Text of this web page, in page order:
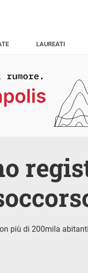
LAUREATI
più di 200mila